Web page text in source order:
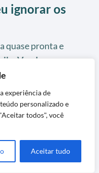
experiência de
personalizado e
todos", você
Aceitar tudo
ignorar os
quase pronta e
Vanderson
. É um erro comum
mas travam a
zagueiro raro.